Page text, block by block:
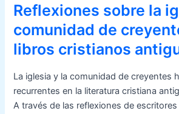
Reflexiones sobre la
comunidad de
libros cristianos
La iglesia y la comunidad de creyentes
recurrentes en la literatura cristiana
A través de las reflexiones de